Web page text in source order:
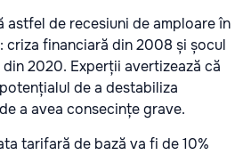
astfel de recesiuni de amploare în
criza financiară din 2008 și șocul
2020. Experții avertizează că
de a destabiliza
a avea consecințe grave.
tarifară de bază va fi de 10%